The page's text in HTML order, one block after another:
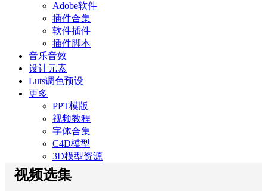
Adobe软件
插件合集
软件插件
插件脚本
音乐音效
设计元素
Luts调色预设
更多
PPT模版
视频教程
字体合集
C4D模型
3D模型资源
视频选集